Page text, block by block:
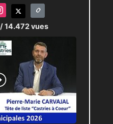
/ 14.472 vues